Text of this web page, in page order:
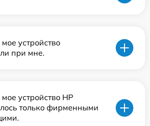
устройство
при мне.
устройство HP
только фирменными